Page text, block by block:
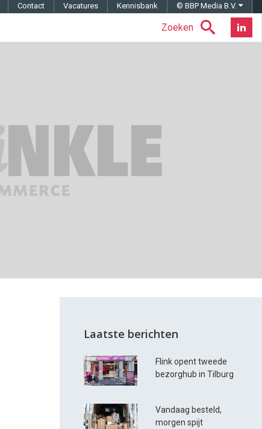
Zoeken
Contact Vacatures Kennisbank © BBP Media B.V.
Laatste berichten
Flink opent tweede
bezorghub in Tilburg
Vandaag besteld,
morgen spijt